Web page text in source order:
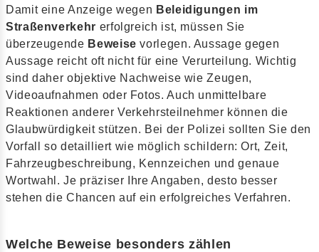
Damit eine Anzeige wegen Beleidigungen im
Straßenverkehr erfolgreich ist, müssen Sie
überzeugende Beweise vorlegen. Aussage gegen
Aussage reicht oft nicht für eine Verurteilung. Wichtig
sind daher objektive Nachweise wie Zeugen,
Videoaufnahmen oder Fotos. Auch unmittelbare
Reaktionen anderer Verkehrsteilnehmer können die
Glaubwürdigkeit stützen. Bei der Polizei sollten Sie den
Vorfall so detailliert wie möglich schildern: Ort, Zeit,
Fahrzeugbeschreibung, Kennzeichen und genaue
Wortwahl. Je präziser Ihre Angaben, desto besser
stehen die Chancen auf ein erfolgreiches Verfahren.
Welche Beweise besonders zählen